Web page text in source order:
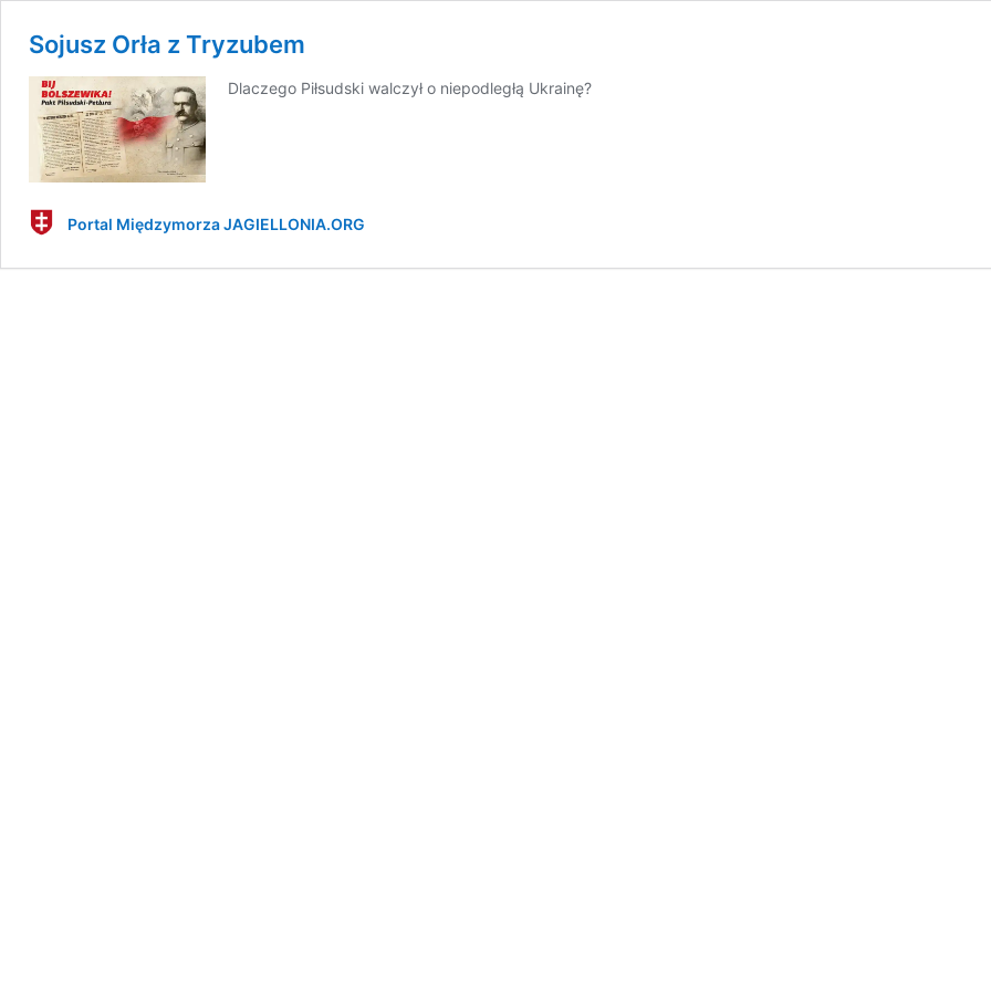
Sojusz Orła z Tryzubem
Dlaczego Piłsudski walczył o niepodległą Ukrainę?
Portal Międzymorza JAGIELLONIA.ORG